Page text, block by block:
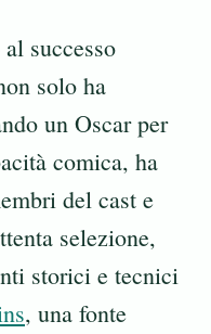
successo
solo ha
un Oscar per
comica, ha
del cast e
selezione,
storici e tecnici
, una fonte